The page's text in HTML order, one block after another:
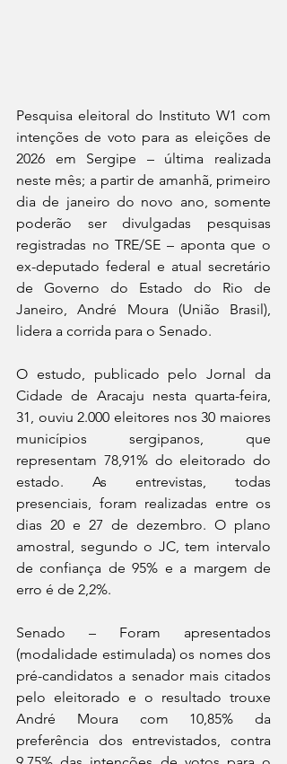
Pesquisa eleitoral do Instituto W1 com
intenções de voto para as eleições de
2026 em Sergipe – última realizada
neste mês; a partir de amanhã, primeiro
dia de janeiro do novo ano, somente
poderão ser divulgadas pesquisas
registradas no TRE/SE – aponta que o
ex-deputado federal e atual secretário
de Governo do Estado do Rio de
Janeiro, André Moura (União Brasil),
lidera a corrida para o Senado.
O estudo, publicado pelo Jornal da
Cidade de Aracaju nesta quarta-feira,
31, ouviu 2.000 eleitores nos 30 maiores
municípios sergipanos, que
representam 78,91% do eleitorado do
estado. As entrevistas, todas
presenciais, foram realizadas entre os
dias 20 e 27 de dezembro. O plano
amostral, segundo o JC, tem intervalo
de confiança de 95% e a margem de
erro é de 2,2%.
Senado – Foram apresentados
(modalidade estimulada) os nomes dos
pré-candidatos a senador mais citados
pelo eleitorado e o resultado trouxe
André Moura com 10,85% da
preferência dos entrevistados, contra